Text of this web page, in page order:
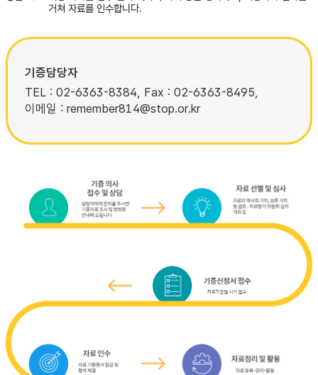
거쳐 자료를 인수합니다.
기증담당자
TEL : 02-6363-8384, Fax : 02-6363-8495,
이메일 : remember814@stop.or.kr